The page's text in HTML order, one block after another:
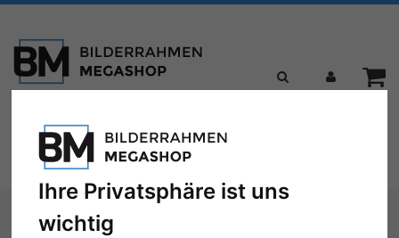
Ihre Privatsphäre ist uns
wichtig
Toggle
navigation
Menü
Sie sind hier: Formate
Alle Bilderrahmengrößen
Rahmenloser Bildhalter nach Maß